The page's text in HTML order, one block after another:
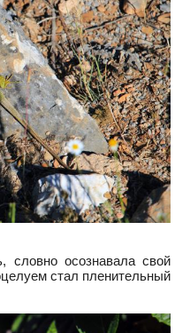
словно осознавала свой
стал пленительный